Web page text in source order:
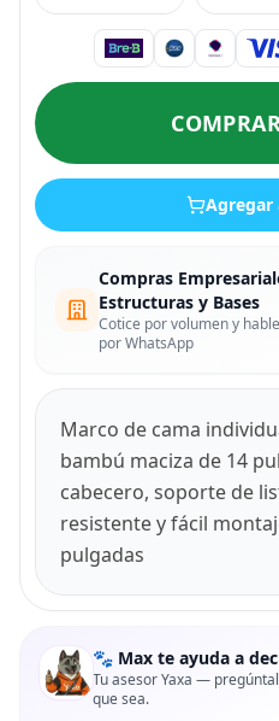
Agregar
Compras
Estructuras y Bases
Cotice por volumen y
por WhatsApp
Marco de cama
bambú maciza de 14
cabecero, soporte de
resistente y fácil
pulgadas
🐾 Max te ayuda a
Tu asesor Yaxa —
que sea.